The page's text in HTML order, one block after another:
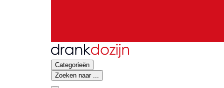
Categorieën
Zoeken naar ...